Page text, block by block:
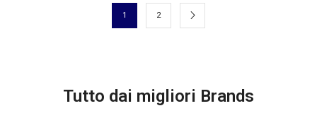
1 2
Tutto dai migliori Brands